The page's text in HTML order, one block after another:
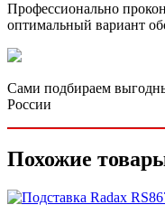
Профессионально
оптимальный вариант
Сами подбираем
России
Похожие